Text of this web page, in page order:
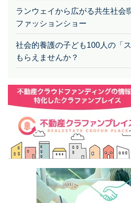
ファッションショー
もらえませんか？